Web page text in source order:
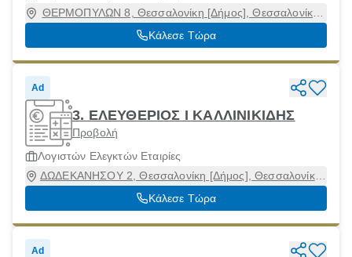
ΘΕΡΜΟΠΥΛΩΝ 8, Θεσσαλονίκη [Δήμος], Θεσσαλονίκη,
54643
Κάλεσε Τώρα
Ad
3. ΕΛΕΥΘΕΡΙΟΣ Ι ΚΑΛΛΙΝΙΚΙΔΗΣ
Προβολή
Λογιστών Ελεγκτών Εταιρίες
ΔΩΔΕΚΑΝΗΣΟΥ 2, Θεσσαλονίκη [Δήμος], Θεσσαλονίκη,
54626
Κάλεσε Τώρα
Ad